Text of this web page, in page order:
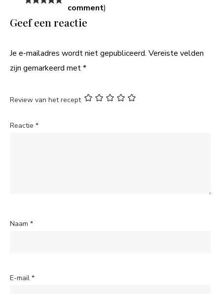
comment)
Geef een reactie
Je e-mailadres wordt niet gepubliceerd. Vereiste velden
zijn gemarkeerd met*
Review van het recept
Reactie *
Naam *
E-mail *